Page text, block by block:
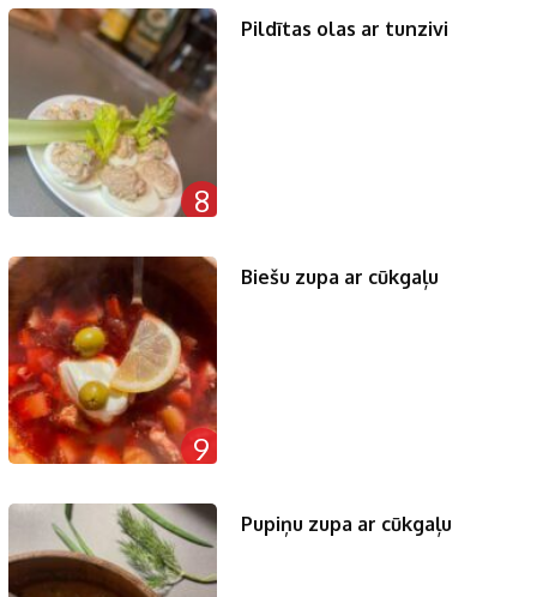
8
Pildītas olas ar tunzivi
9
Biešu zupa ar cūkgaļu
Pupiņu zupa ar cūkgaļu